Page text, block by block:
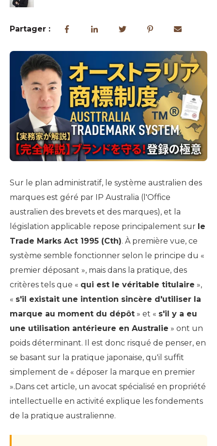
Partager :
Sur le plan administratif, le système australien des
marques est géré par IP Australia (l'Office
australien des brevets et des marques), et la
législation applicable repose principalement sur le
Trade Marks Act 1995 (Cth). À première vue, ce
système semble fonctionner selon le principe du «
premier déposant », mais dans la pratique, des
critères tels que « qui est le véritable titulaire »,
« s'il existait une intention sincère d'utiliser la
marque au moment du dépôt » et « s'il y a eu
une utilisation antérieure en Australie » ont un
poids déterminant. Il est donc risqué de penser, en
se basant sur la pratique japonaise, qu'il suffit
simplement de « déposer la marque en premier
».Dans cet article, un avocat spécialisé en propriété
intellectuelle en activité explique les fondements
de la pratique australienne.